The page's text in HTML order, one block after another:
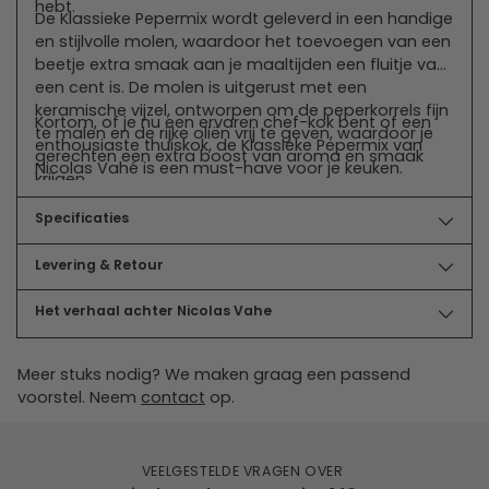
hebt.
De Klassieke Pepermix wordt geleverd in een handige
en stijlvolle molen, waardoor het toevoegen van een
beetje extra smaak aan je maaltijden een fluitje van
een cent is. De molen is uitgerust met een
keramische vijzel, ontworpen om de peperkorrels fijn
te malen en de rijke oliën vrij te geven, waardoor je
gerechten een extra boost van aroma en smaak
krijgen.
Kortom, of je nu een ervaren chef-kok bent of een
enthousiaste thuiskok, de Klassieke Pepermix van
Nicolas Vahé is een must-have voor je keuken.
Specificaties
Levering & Retour
Het verhaal achter Nicolas Vahe
Meer stuks nodig? We maken graag een passend
voorstel. Neem contact op.
VEELGESTELDE VRAGEN OVER